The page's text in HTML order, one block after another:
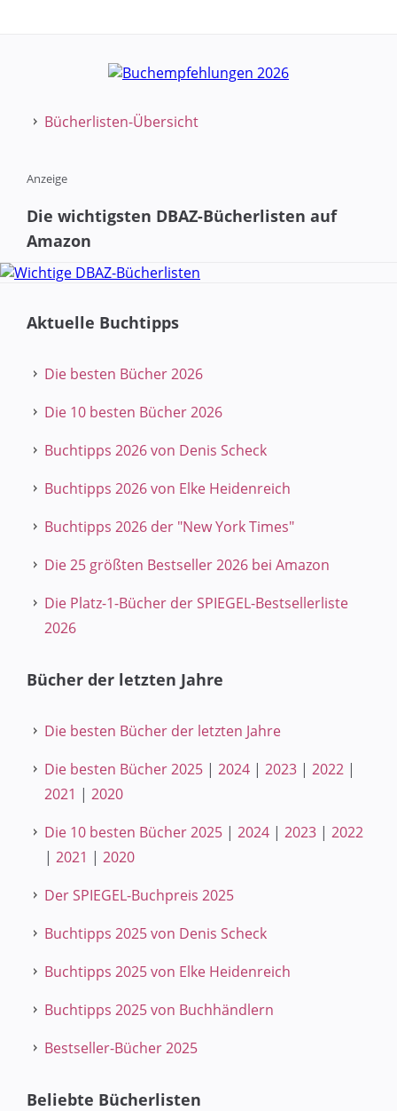
Bücherlisten-Übersicht
Anzeige
Die wichtigsten DBAZ-Bücherlisten auf
Amazon
Aktuelle Buchtipps
Die besten Bücher 2026
Die 10 besten Bücher 2026
Buchtipps 2026 von Denis Scheck
Buchtipps 2026 von Elke Heidenreich
Buchtipps 2026 der "New York Times"
Die 25 größten Bestseller 2026 bei Amazon
Die Platz-1-Bücher der SPIEGEL-Bestsellerliste
2026
Bücher der letzten Jahre
Die besten Bücher der letzten Jahre
Die besten Bücher 2025 | 2024 | 2023 | 2022 |
2021 | 2020
Die 10 besten Bücher 2025 | 2024 | 2023 | 2022
| 2021 | 2020
Der SPIEGEL-Buchpreis 2025
Buchtipps 2025 von Denis Scheck
Buchtipps 2025 von Elke Heidenreich
Buchtipps 2025 von Buchhändlern
Bestseller-Bücher 2025
Beliebte Bücherlisten